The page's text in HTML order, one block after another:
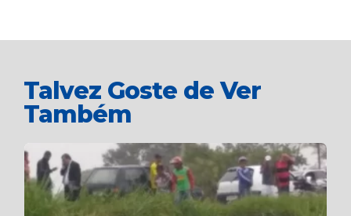
Talvez Goste de Ver
Também